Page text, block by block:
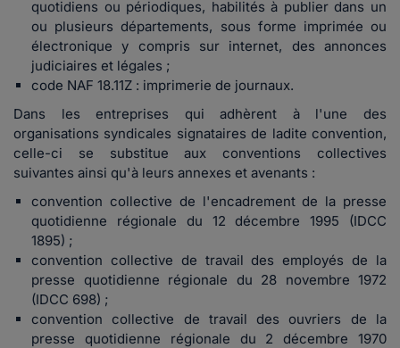
quotidiens ou périodiques, habilités à publier dans un
ou plusieurs départements, sous forme imprimée ou
électronique y compris sur internet, des annonces
judiciaires et légales ;
code NAF 18.11Z : imprimerie de journaux.
Dans les entreprises qui adhèrent à l'une des
organisations syndicales signataires de ladite convention,
celle-ci se substitue aux conventions collectives
suivantes ainsi qu'à leurs annexes et avenants :
convention collective de l'encadrement de la presse
quotidienne régionale du 12 décembre 1995 (IDCC
1895) ;
convention collective de travail des employés de la
presse quotidienne régionale du 28 novembre 1972
(IDCC 698) ;
convention collective de travail des ouvriers de la
presse quotidienne régionale du 2 décembre 1970